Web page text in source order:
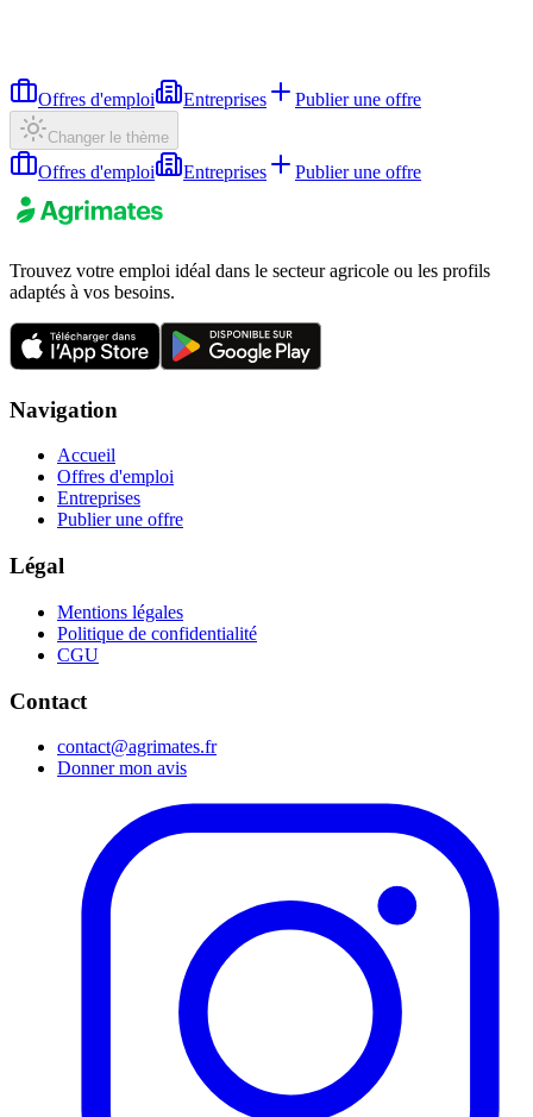
Offres d'emploi Entreprises Publier une offre
Changer le thème
Offres d'emploi Entreprises Publier une offre
Trouvez votre emploi idéal dans le secteur agricole ou les profils
adaptés à vos besoins.
Navigation
Accueil
Offres d'emploi
Entreprises
Publier une offre
Légal
Mentions légales
Politique de confidentialité
CGU
Contact
contact@agrimates.fr
Donner mon avis